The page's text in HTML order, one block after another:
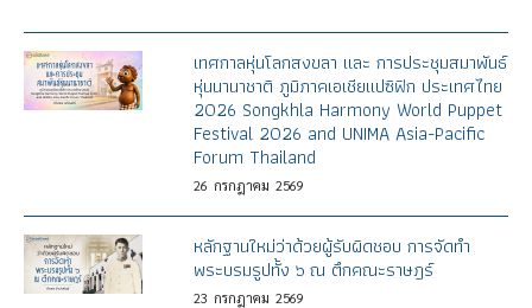
เทศกาลหุ่นโลกสงขลา และ การประชุมสมาพันธ์
หุ่นนานาชาติ ภูมิภาคเอเชียแปซิฟิก ประเทศไทย
2026 Songkhla Harmony World Puppet
Festival 2026 and UNIMA Asia-Pacific
Forum Thailand
26 กรกฎาคม 2569
หลักฐานใหม่ว่าด้วยผู้รับผิดชอบ การจัดทำ
พระบรมรูปทั้ง ๖ ณ ตึกคณะราษฎร์
23 กรกฎาคม 2569